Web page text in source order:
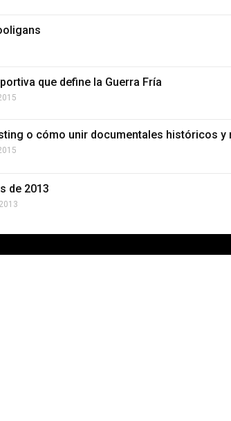
que define la Guerra Fría
o cómo unir documentales históricos y
de 2013